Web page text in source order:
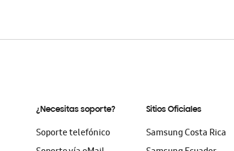
¿Necesitas soporte?
Soporte telefónico
Sitios Oficiales
Samsung Costa Rica